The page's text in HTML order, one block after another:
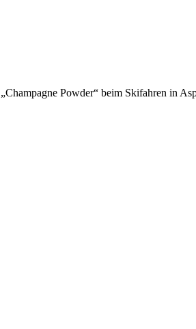
Powder“ beim Skifahren in